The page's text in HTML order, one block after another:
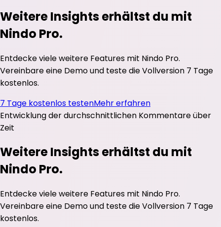
Weitere Insights erhältst du mit
Nindo Pro.
Entdecke viele weitere Features mit Nindo Pro.
Vereinbare eine Demo und teste die Vollversion 7 Tage
kostenlos.
7 Tage kostenlos testenMehr erfahren
Entwicklung der durchschnittlichen Kommentareüber
Zeit
Weitere Insights erhältst du mit
Nindo Pro.
Entdecke viele weitere Features mit Nindo Pro.
Vereinbare eine Demo und teste die Vollversion 7 Tage
kostenlos.